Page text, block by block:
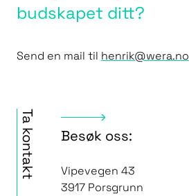
budskapet ditt?
Send en mail til henrik@wera.no
Ta kontakt Besøk oss:
Vipevegen 43
3917 Porsgrunn